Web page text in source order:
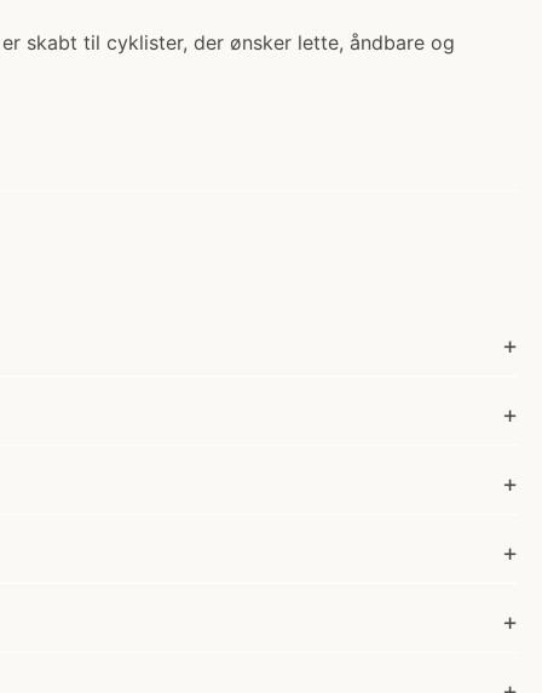
er skabt til cyklister, der ønsker lette, åndbare og